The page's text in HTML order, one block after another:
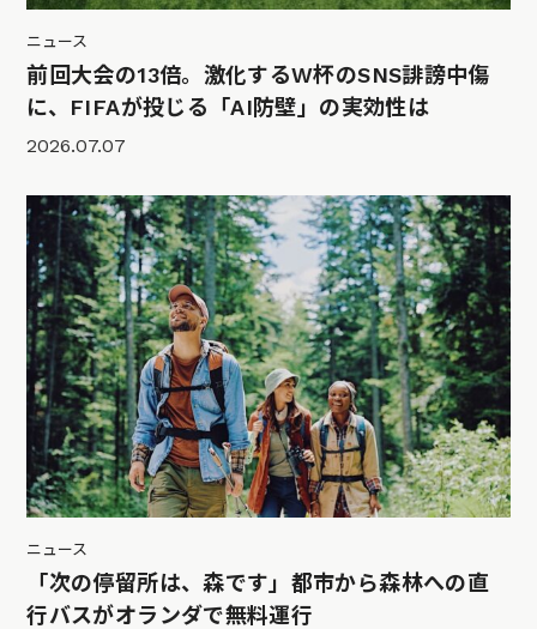
ニュース
前回大会の13倍。激化するW杯のSNS誹謗中傷
に、FIFAが投じる「AI防壁」の実効性は
2026.07.07
ニュース
「次の停留所は、森です」都市から森林への直
行バスがオランダで無料運行